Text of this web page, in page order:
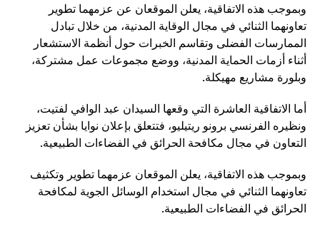
وبموجب هذه الاتفاقية، يعلن الموقعان عن عزمهما تطوير
تعاونهما الثنائي في مجال الوقاية المدنية، من خلال تبادل
الممارسات الفضلى وتقاسم الخبرات حول أنظمة الاستشعار
أثناء أزمات الحماية المدنية، ووضع مجموعات عمل مشتركة،
وبلورة مشاريع مهيكلة.
أما الاتفاقية العاشرة التي وقعها السيدان عبد الوافي لفتيت،
ونظيره الفرنسي برونو ريتيليو، فتتعلق بإعلان نوايا بشأن تعزيز
التعاون في مجال مكافحة الحرائق في الفضاءات الطبيعية.
وبموجب هذه الاتفاقية، يعلن الموقعان عزمهما تطوير وتكثيف
تعاونهما الثنائي في مجال استخدام الوسائل الجوية لمكافحة
الحرائق في الفضاءات الطبيعية.